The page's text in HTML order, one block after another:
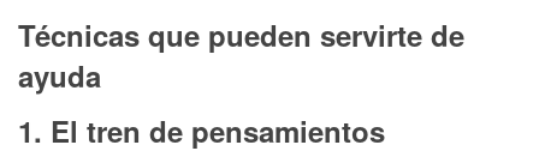
Técnicas que pueden servirte de
ayuda
1. El tren de pensamientos